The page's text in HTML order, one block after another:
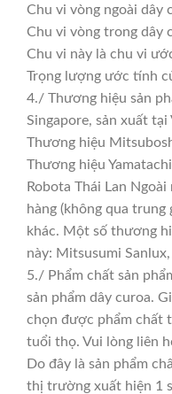
Chu vi vòng ngoài dây
Chu vi vòng trong dây
Chu vi này là chu vi
Trọng lượng ước tính
4./ Thương hiệu sản
Singapore, sản xuất
Thương hiệu
Thương hiệu
Robota Thái Lan
hàng (không qua trung
khác. Một số thương
này: Mitsusumi
5./ Phẩm chất sản
sản phẩm dây curoa.
chọn được phẩm chất
tuổi thọ. Vui lòng liên
Do đây là sản phẩm
thị trường xuất hiện 1